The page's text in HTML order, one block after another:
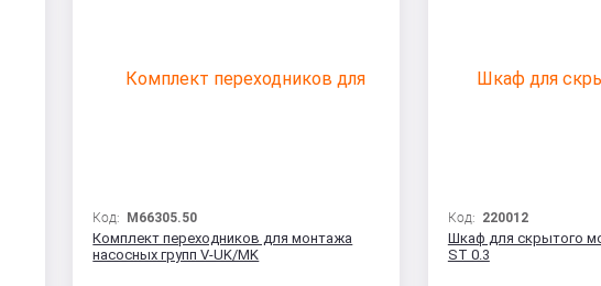
Код: M66305.50
Комплект переходников для монтажа
насосных групп V-UK/MK
Код: 220012
Шкаф для скрытого
ST 0.3